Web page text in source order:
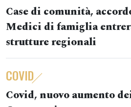
Case di comunità,
Medici di famiglia
strutture regionali
COVID
Covid, nuovo aumento